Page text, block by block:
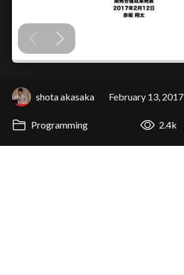
shota akasaka February 13, 2017
Programming 2.4k